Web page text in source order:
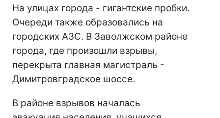
На улицах города - гигантские пробки.
Очереди также образовались на
городских АЗС. В Заволжском районе
города, где произошли взрывы,
перекрыта главная магистраль -
Димитровградское шоссе.
В районе взрывов началась